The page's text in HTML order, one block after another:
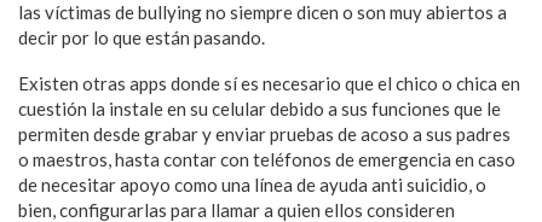
las víctimas de bullying no siempre dicen o son muy abiertos a
decir por lo que están pasando.
Existen otras apps donde sí es necesario que el chico o chica en
cuestión la instale en su celular debido a sus funciones que le
permiten desde grabar y enviar pruebas de acoso a sus padres
o maestros, hasta contar con teléfonos de emergencia en caso
de necesitar apoyo como una línea de ayuda anti suicidio, o
bien, configurarlas para llamar a quien ellos consideren